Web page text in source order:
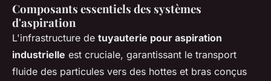
Composants essentiels des systèmes
d'aspiration
L'infrastructure de tuyauterie pour aspiration
industrielle est cruciale, garantissant le transport
fluide des particules vers des hottes et bras conçus